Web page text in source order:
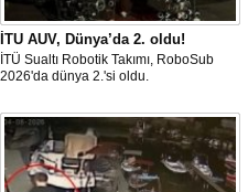
İTU AUV, Dünya’da 2. oldu!
İTÜ Sualtı Robotik Takımı, RoboSub
2026'da dünya 2.'si oldu.